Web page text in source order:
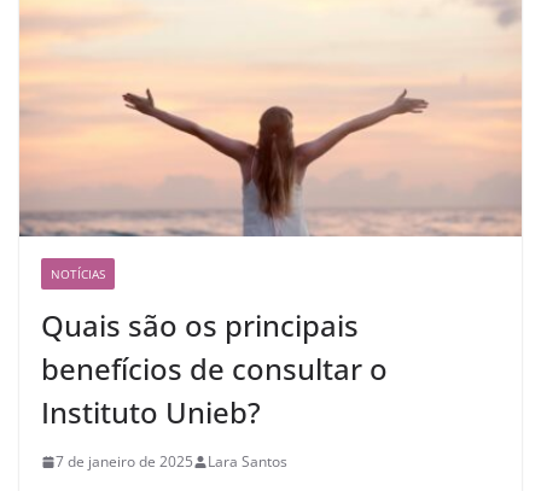
NOTÍCIAS
Quais são os principais
benefícios de consultar o
Instituto Unieb?
7 de janeiro de 2025 Lara Santos